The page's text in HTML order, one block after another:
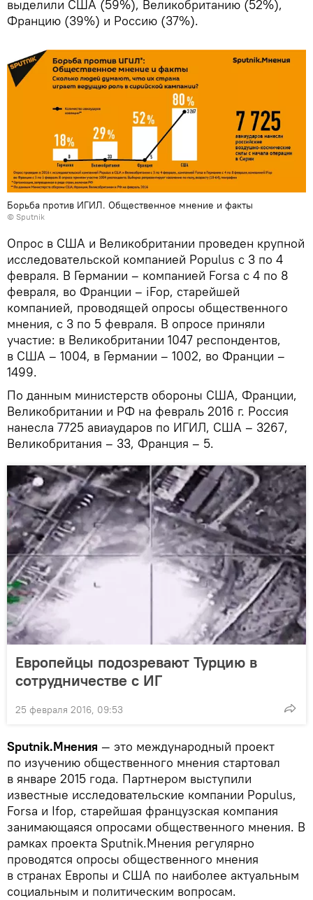
выделили США (59%), Великобританию (52%),
Францию (39%) и Россию (37%).
Борьба против ИГИЛ. Общественное мнение и факты
© Sputnik
Опрос в США и Великобритании проведен крупной
исследовательской компанией Populus c 3 по 4
февраля. В Германии – компанией Forsa с 4 по 8
февраля, во Франции – iFop, старейшей
компанией, проводящей опросы общественного
мнения, с 3 по 5 февраля. В опросе приняли
участие: в Великобритании 1047 респондентов,
в США – 1004, в Германии – 1002, во Франции –
1499.
По данным министерств обороны США, Франции,
Великобритании и РФ на февраль 2016 г. Россия
нанесла 7725 авиаударов по ИГИЛ, США – 3267,
Великобритания – 33, Франция – 5.
Европейцы подозревают Турцию в
сотрудничестве с ИГ
25 февраля 2016, 09:53
Sputnik.Мнения — это международный проект
по изучению общественного мнения стартовал
в январе 2015 года. Партнером выступили
известные исследовательские компании Populus,
Forsa и Ifop, старейшая французская компания
занимающаяся опросами общественного мнения. В
рамках проекта Sputnik.Мнения регулярно
проводятся опросы общественного мнения
в странах Европы и США по наиболее актуальным
социальным и политическим вопросам.